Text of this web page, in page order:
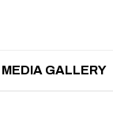
MEDIA GALLERY